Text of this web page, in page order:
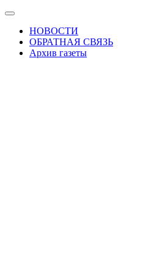
Skip
content
Показать/
Скрыть
навигацию
НОВОСТИ
ОБРАТНАЯ СВЯЗЬ
Архив газеты